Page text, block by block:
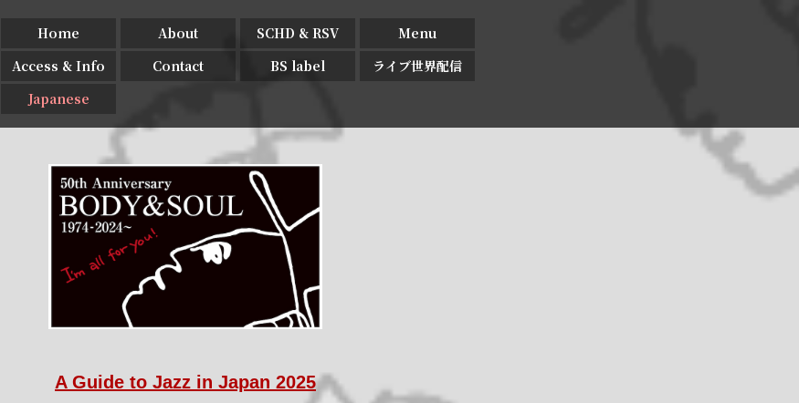
Home About SCHD & RSV
Menu
Access & Info
Contact BS label
ライブ世界配信
Japanese
A Guide to Jazz in Japan 2025